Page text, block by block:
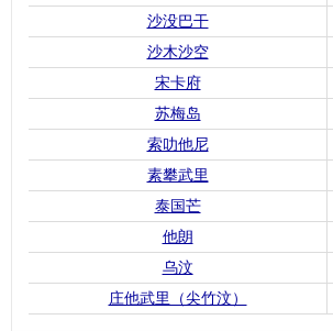
沙没巴干
沙木沙空
宋卡府
苏梅岛
索叻他尼
素攀武里
泰国芒
他朗
乌汶
庄他武里（尖竹汶）